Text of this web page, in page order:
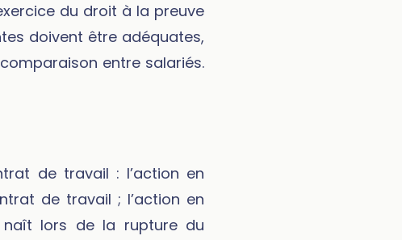
du droit à la preuve
doivent être adéquates,
entre salariés.
de travail : l’action en
de travail ; l’action en
naît lors de la rupture du